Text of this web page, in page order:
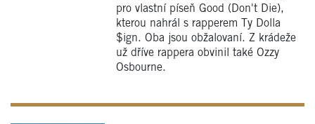
pro vlastní píseň Good (Don't Die),
kterou nahrál s rapperem Ty Dolla
$ign. Oba jsou obžalovaní. Z krádeže
už dříve rappera obvinil také Ozzy
Osbourne.